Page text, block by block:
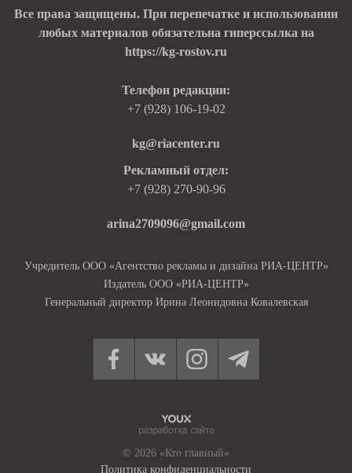
Все права защищены. При перепечатке и использовании
любых материалов обязательна гиперссылка на
https://kg-rostov.ru
Телефон редакции:
+7 (928) 106-19-02
kg@riacenter.ru
Рекламный отдел:
+7 (928) 270-90-96
arina2709096@gmail.com
Учредитель ООО «Агентство рекламы и дизайна РИА-ЦЕНТР»
Издатель ООО «РИА-ЦЕНТР»
Генеральный директор Ирина Леонидовна Ковалевская
© 2026 «Кто главный»
Политика конфиденциальности